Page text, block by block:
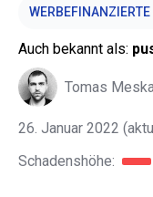
Auch bekannt als:
Tomas
26. Januar 2022
Schadenshöhe: